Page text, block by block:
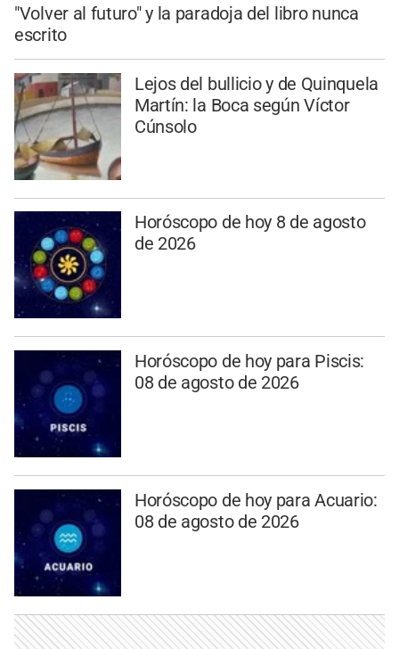
"Volver al futuro" y la paradoja del libro nunca
escrito
Lejos del bullicio y de Quinquela
Martín: la Boca según Víctor
Cúnsolo
Horóscopo de hoy 8 de agosto
de 2026
Horóscopo de hoy para Piscis:
08 de agosto de 2026
Horóscopo de hoy para Acuario:
08 de agosto de 2026